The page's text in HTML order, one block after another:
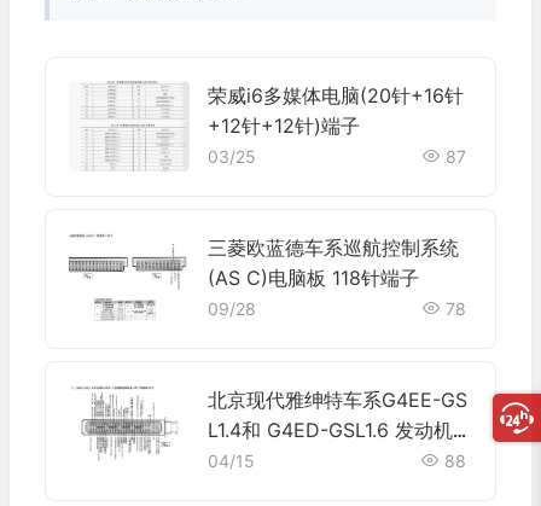
荣威i6多媒体电脑(20针+16针
+12针+12针)端子
03/25 87
三菱欧蓝德车系巡航控制系统
(AS C)电脑板 118针端子
09/28 78
北京现代雅绅特车系G4EE-GS
L1.4和 G4ED-GSL1.6 发动机控
制系统(M/T)电脑板94针端子
04/15 88